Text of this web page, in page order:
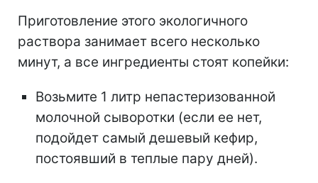
Приготовление этого экологичного
раствора занимает всего несколько
минут, а все ингредиенты стоят копейки:
Возьмите 1 литр непастеризованной
молочной сыворотки (если ее нет,
подойдет самый дешевый кефир,
постоявший в теплые пару дней).